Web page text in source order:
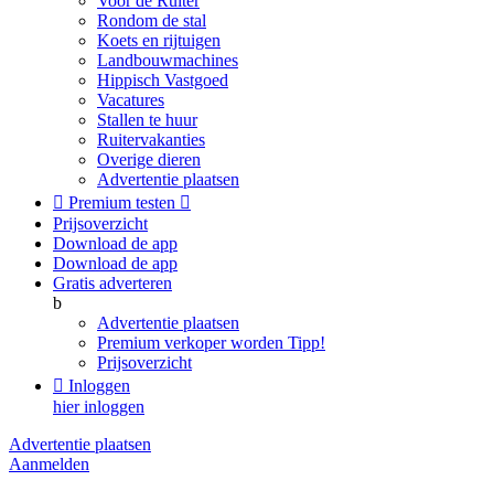
Rondom de stal
Koets en rijtuigen
Landbouwmachines
Hippisch Vastgoed
Vacatures
Stallen te huur
Ruitervakanties
Overige dieren
Advertentie plaatsen
 Premium testen 
Prijsoverzicht
Download de app
Download de app
Gratis adverteren
b
Advertentie plaatsen
Premium verkoper worden Tipp!
Prijsoverzicht
 Inloggen
hier inloggen
Advertentie plaatsen
Aanmelden